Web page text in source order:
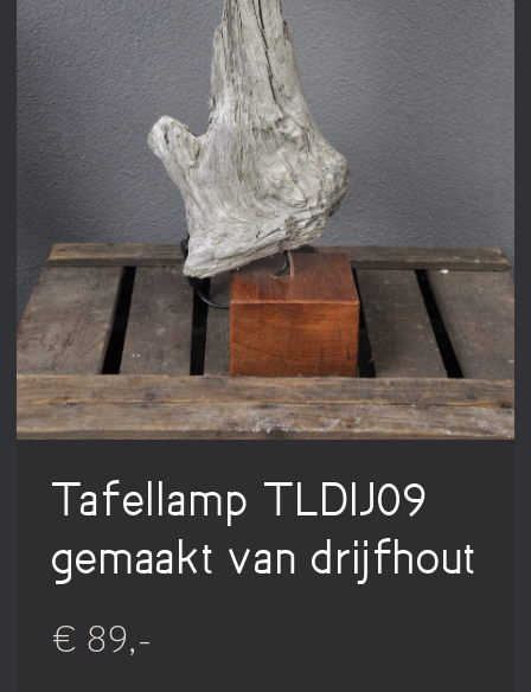
Tafellamp TLDIJ09
gemaakt van drijfhout
€ 89,-